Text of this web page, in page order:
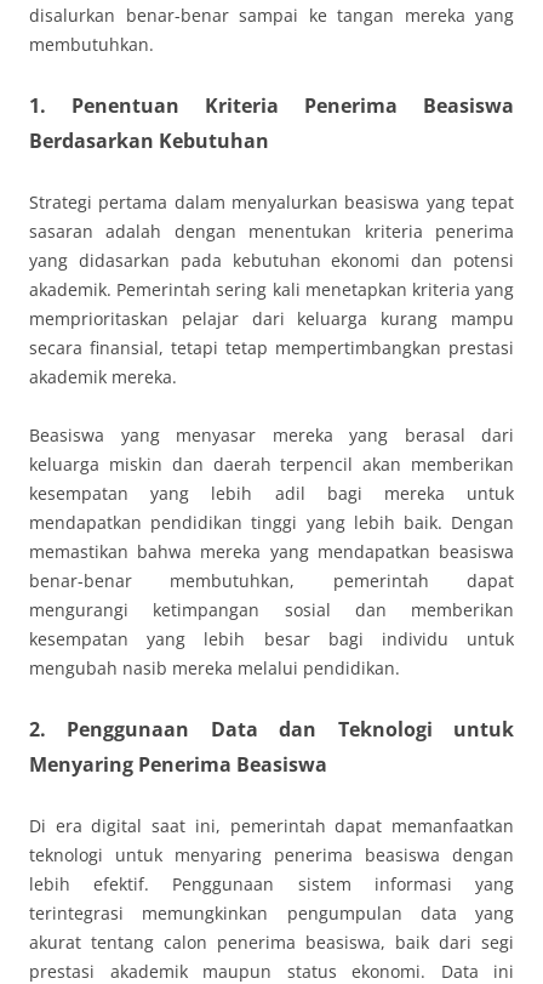
disalurkan benar-benar sampai ke tangan mereka yang
membutuhkan.
1. Penentuan Kriteria Penerima Beasiswa
Berdasarkan Kebutuhan
Strategi pertama dalam menyalurkan beasiswa yang tepat
sasaran adalah dengan menentukan kriteria penerima
yang didasarkan pada kebutuhan ekonomi dan potensi
akademik. Pemerintah sering kali menetapkan kriteria yang
memprioritaskan pelajar dari keluarga kurang mampu
secara finansial, tetapi tetap mempertimbangkan prestasi
akademik mereka.
Beasiswa yang menyasar mereka yang berasal dari
keluarga miskin dan daerah terpencil akan memberikan
kesempatan yang lebih adil bagi mereka untuk
mendapatkan pendidikan tinggi yang lebih baik. Dengan
memastikan bahwa mereka yang mendapatkan beasiswa
benar-benar membutuhkan, pemerintah dapat
mengurangi ketimpangan sosial dan memberikan
kesempatan yang lebih besar bagi individu untuk
mengubah nasib mereka melalui pendidikan.
2. Penggunaan Data dan Teknologi untuk
Menyaring Penerima Beasiswa
Di era digital saat ini, pemerintah dapat memanfaatkan
teknologi untuk menyaring penerima beasiswa dengan
lebih efektif. Penggunaan sistem informasi yang
terintegrasi memungkinkan pengumpulan data yang
akurat tentang calon penerima beasiswa, baik dari segi
prestasi akademik maupun status ekonomi. Data ini